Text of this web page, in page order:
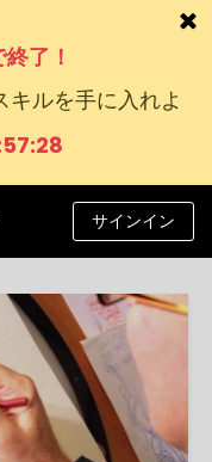
了！
ルを手に入れよ
サインイン